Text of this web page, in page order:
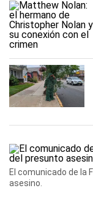
El comunicado de la
asesino.